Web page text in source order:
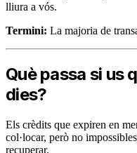
lliura a vós.
Termini: La majoria de
Què passa si us
dies?
Els crèdits que expiren en
col·locar, però no
recuperar.